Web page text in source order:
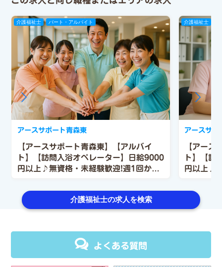
介護福祉士 パート・アルバイト
【アースサポート青森東】【アルバイ
ト】【訪問入浴オペレーター】日給9000
円以上♪無資格・未経験歓迎!週1回から
アースサポート青森東
介護福祉士
【アース
ト】【訪
円以上♪
アースサポ
介護福祉士の求人を検索
よくある質問